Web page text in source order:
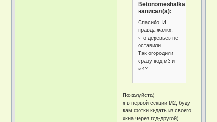
Betonomeshalka
написал(а):
Спасибо. И
правда жалко,
что деревьев не
оставили.
Так огородили
сразу под м3 и
м4?
Пожалуйста)
я в первой секции М2, буду
вам фотки кидать из своего
окна через год-другой)